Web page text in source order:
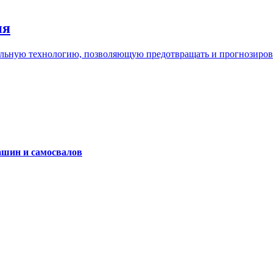
технологию, позволяющую предотвращать и
и самосвалов